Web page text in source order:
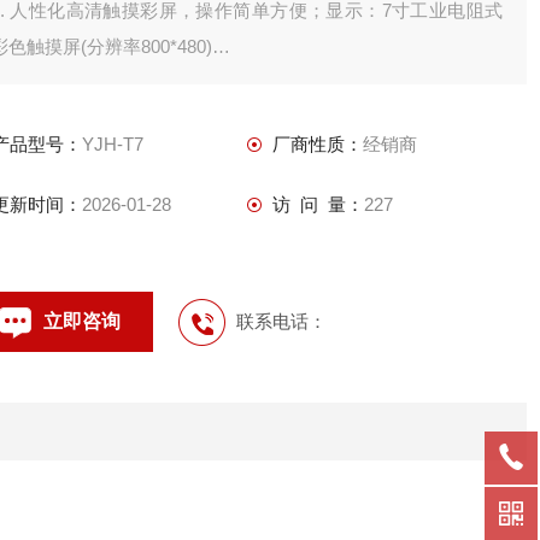
人性化高清触摸彩屏，操作简单方便；显示：7寸工业电阻式
色触摸屏(分辨率800*480)
自动生成称重记录，和各种管理报表；
品型号： YJH-T7 厂商性质： 经销商
新时间： 2026-01-28 访 问 量： 227
立即咨询 联系电话：